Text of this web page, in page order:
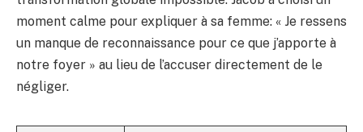
moment calme pour expliquer à sa femme: « Je ressens
un manque de reconnaissance pour ce que j’apporte à
notre foyer » au lieu de l’accuser directement de le
négliger.